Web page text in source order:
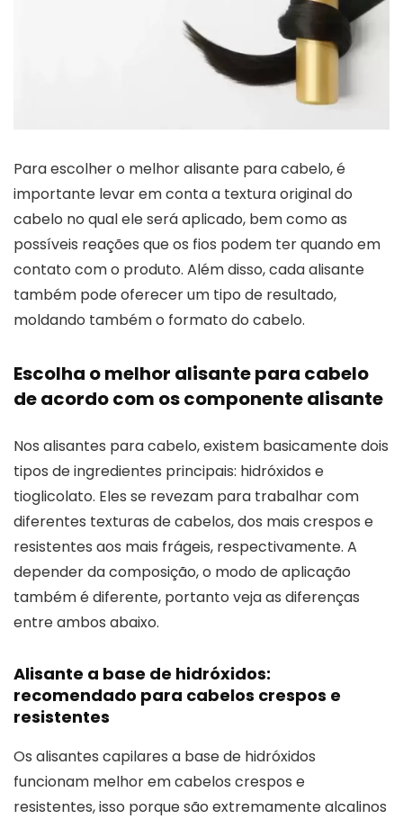
Para escolher o melhor alisante para cabelo, é
importante levar em conta a textura original do
cabelo no qual ele será aplicado, bem como as
possíveis reações que os fios podem ter quando em
contato com o produto. Além disso, cada alisante
também pode oferecer um tipo de resultado,
moldando também o formato do cabelo.
Escolha o melhor alisante para cabelo
de acordo com os componente alisante
Nos alisantes para cabelo, existem basicamente dois
tipos de ingredientes principais: hidróxidos e
tioglicolato. Eles se revezam para trabalhar com
diferentes texturas de cabelos, dos mais crespos e
resistentes aos mais frágeis, respectivamente. A
depender da composição, o modo de aplicação
também é diferente, portanto veja as diferenças
entre ambos abaixo.
Alisante a base de hidróxidos:
recomendado para cabelos crespos e
resistentes
Os alisantes capilares a base de hidróxidos
funcionam melhor em cabelos crespos e
resistentes, isso porque são extremamente alcalinos